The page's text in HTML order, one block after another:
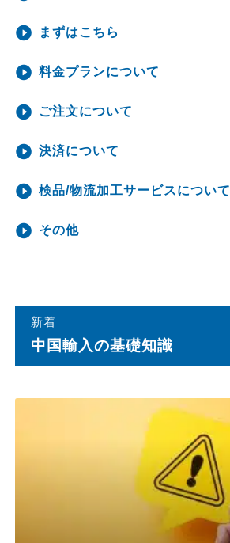
まずはこちら
料金プランについて
ご注文について
決済について
検品/物流加工サービスについて
その他
新着
中国輸⼊の基礎知識